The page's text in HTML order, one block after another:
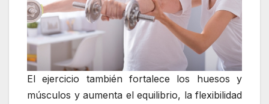
El ejercicio también fortalece los huesos y
músculos y aumenta el equilibrio, la flexibilidad